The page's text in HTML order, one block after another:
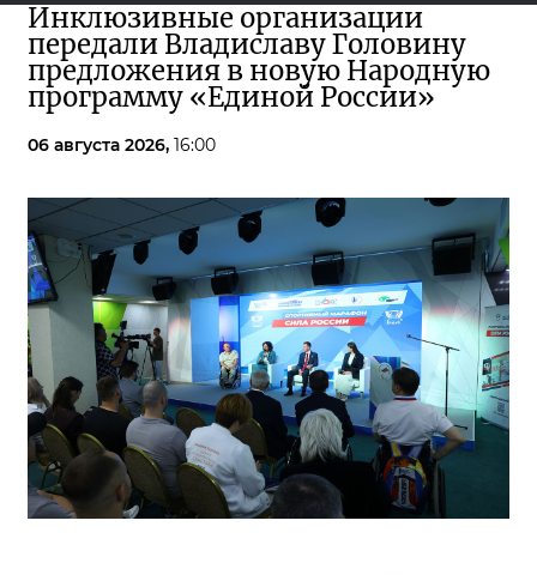
Инклюзивные организации
передали Владиславу Головину
предложения в новую Народную
программу «Единой России»
06 августа 2026, 16:00